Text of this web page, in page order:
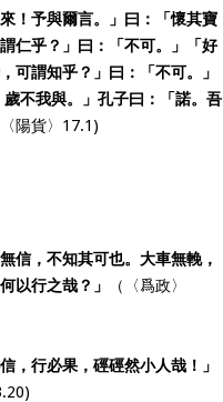
！予與爾言。」曰：「懷其寶
仁乎？」曰：「不可。」「好
可謂知乎？」曰：「不可。」
歲不我與。」孔子曰：「諾。吾
〈陽貨〉17.1)
信，不知其可也。大車無輓，
以行之哉？」
（〈爲政〉
，行必果，硜硜然小人哉！」